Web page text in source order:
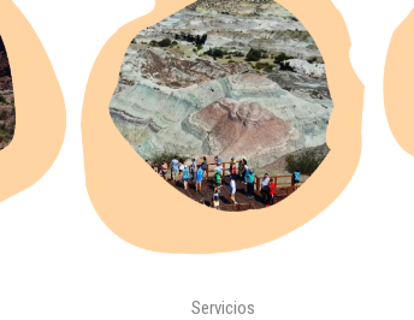
Servicios